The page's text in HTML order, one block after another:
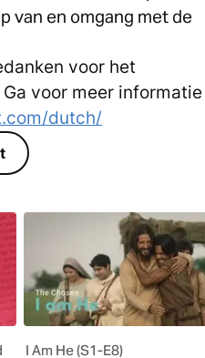
van en omgang met de
voor het
voor meer informatie
dutch/
I Am He (S1-E8)